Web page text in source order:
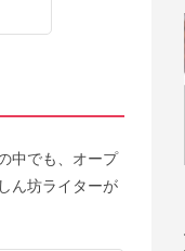
中でも、オープ
ん坊ライターが